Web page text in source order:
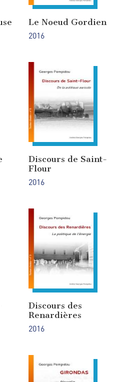
Le Noeud Gordien
2016
Discours de Saint-
Flour
2016
Discours des
Renardières
2016